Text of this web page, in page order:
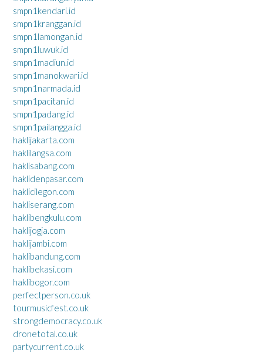
smpn1kendari.id
smpn1kranggan.id
smpn1lamongan.id
smpn1luwuk.id
smpn1madiun.id
smpn1manokwari.id
smpn1narmada.id
smpn1pacitan.id
smpn1padang.id
smpn1pailangga.id
haklijakarta.com
haklilangsa.com
haklisabang.com
haklidenpasar.com
haklicilegon.com
hakliserang.com
haklibengkulu.com
haklijogja.com
haklijambi.com
haklibandung.com
haklibekasi.com
haklibogor.com
perfectperson.co.uk
tourmusicfest.co.uk
strongdemocracy.co.uk
dronetotal.co.uk
partycurrent.co.uk